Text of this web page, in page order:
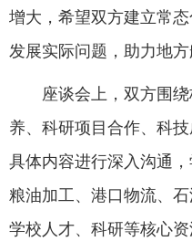
增大，希望双方建立常
发展实际问题，助力地
座谈会上，双方围
养、科研项目合作、科
具体内容进行深入沟通
粮油加工、港口物流、
学校人才、科研等核心